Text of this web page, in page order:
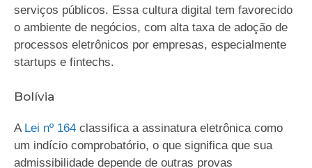
serviços públicos. Essa cultura digital tem favorecido
o ambiente de negócios, com alta taxa de adoção de
processos eletrônicos por empresas, especialmente
startups e fintechs.
Bolívia
A Lei nº 164 classifica a assinatura eletrônica como
um indício comprobatório, o que significa que sua
admissibilidade depende de outras provas